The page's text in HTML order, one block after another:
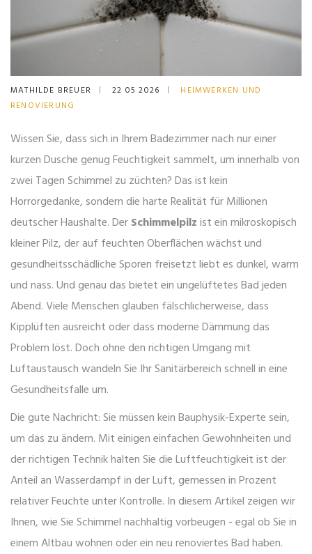
MATHILDE BREUER 22 05 2026
HEIMWERKEN UND
RENOVIERUNG
Wissen Sie, dass sich in Ihrem Badezimmer nach nur einer
kurzen Dusche genug Feuchtigkeit sammelt, um innerhalb von
zwei Tagen Schimmel zu züchten? Das ist kein
Horrorgedanke, sondern die harte Realität für Millionen
deutscher Haushalte. DerSchimmelpilzistein mikroskopisch
kleiner Pilz, der auf feuchten Oberflächen wächst und
gesundheitsschädliche Sporen freisetztliebt es dunkel, warm
und nass. Und genau das bietet ein ungelüftetes Bad jeden
Abend. Viele Menschen glauben fälschlicherweise, dass
Kipplüften ausreicht oder dass moderne Dämmung das
Problem löst. Doch ohne den richtigen Umgang mit
Luftaustausch wandeln Sie Ihr Sanitärbereich schnell in eine
Gesundheitsfalle um.
Die gute Nachricht: Sie müssen kein Bauphysik-Experte sein,
um das zu ändern. Mit einigen einfachen Gewohnheiten und
der richtigen Technik halten Sie dieLuftfeuchtigkeitist der
Anteil an Wasserdampf in der Luft, gemessen in Prozent
relativer Feuchteunter Kontrolle. In diesem Artikel zeigen wir
Ihnen, wie Sie Schimmel nachhaltig vorbeugen - egal ob Sie in
einem Altbau wohnen oder ein neu renoviertes Bad haben.